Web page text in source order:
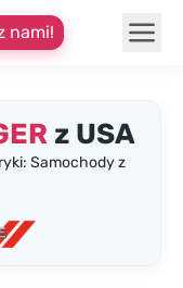
nami!
z USA
Samochody z